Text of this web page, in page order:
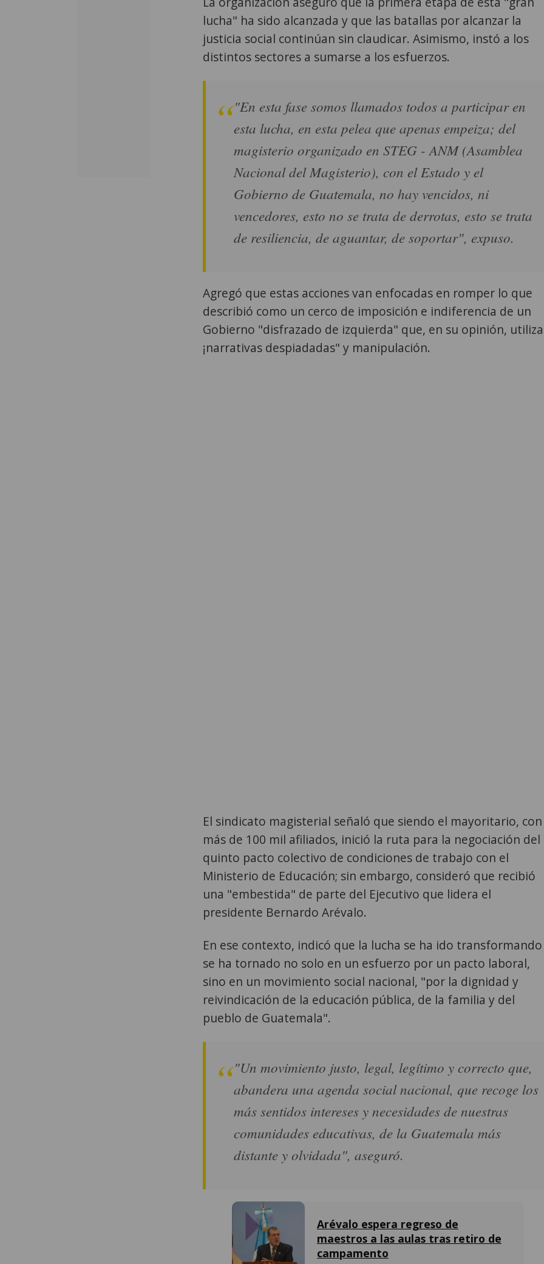
lucha" ha sido alcanzada y que las batallas por alcanzar la
justicia social continúan sin claudicar. Asimismo, instó a los
distintos sectores a sumarse a los esfuerzos.
"En esta fase somos llamados todos a participar en
esta lucha, en esta pelea que apenas empeiza; del
magisterio organizado en STEG - ANM (Asamblea
Nacional del Magisterio), con el Estado y el
Gobierno de Guatemala, no hay vencidos, ni
vencedores, esto no se trata de derrotas, esto se trata
de resiliencia, de aguantar, de soportar", expuso.
Agregó que estas acciones van enfocadas en romper lo que
describió como un cerco de imposición e indiferencia de un
Gobierno "disfrazado de izquierda" que, en su opinión, utiliza
¡narrativas despiadadas" y manipulación.
El sindicato magisterial señaló que siendo el mayoritario, con
más de 100 mil afiliados, inició la ruta para la negociación del
quinto pacto colectivo de condiciones de trabajo con el
Ministerio de Educación; sin embargo, consideró que recibió
una "embestida" de parte del Ejecutivo que lidera el
presidente Bernardo Arévalo.
En ese contexto, indicó que la lucha se ha ido
se ha tornado no solo en un esfuerzo por un pacto laboral,
sino en un movimiento social nacional, "por la dignidad y
reivindicación de la educación pública, de la familia y del
pueblo de Guatemala".
"Un movimiento justo, legal, legítimo y correcto que,
abandera una agenda social nacional, que recoge los
más sentidos intereses y necesidades de nuestras
comunidades educativas, de la Guatemala más
distante y olvidada", aseguró.
Arévalo espera regreso de
maestros a las aulas tras retiro de
campamento